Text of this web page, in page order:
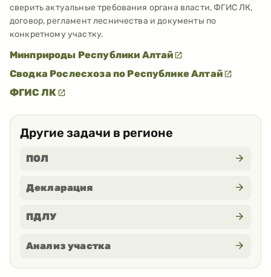
сверить актуальные требования органа власти, ФГИС ЛК,
договор, регламент лесничества и документы по
конкретному участку.
Минприроды Республики Алтай
Сводка Рослесхоза по Республике Алтай
ФГИС ЛК
Другие задачи в регионе
ПОЛ
Декларация
ПДЛУ
Анализ участка